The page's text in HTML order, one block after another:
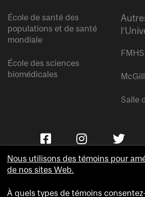
École de santé des
populations et de santé
mondiale
École des sciences
biomédicales
Salle
Nous utilisons des témoins pour
de nos sites Web.
À quels types de témoins